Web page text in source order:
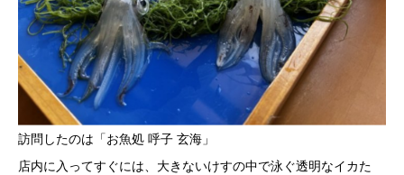
訪問したのは「お魚処 呼子 玄海」
店内に入ってすぐには、大きないけすの中で泳ぐ透明なイカた